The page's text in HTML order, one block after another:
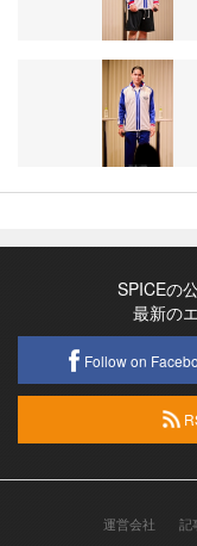
SPICEの
最新の
Follow on
運営会社 記